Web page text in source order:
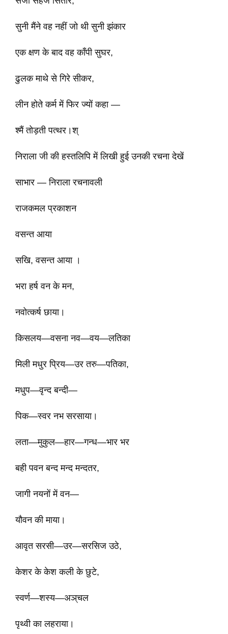
सुनी मैंने वह नहीं जो थी सुनी झंकार
एक क्षण के बाद वह काँपी सुघर,
ढुलक माथे से गिरे सीकर,
लीन होते कर्म में फिर ज्यों कहा —
श्मैं तोड़ती पत्थर।श्
निराला जी की हस्तलिपि में लिखी हुई उनकी रचना देखें
साभार — निराला रचनावली
राजकमल प्रकाशन
वसन्त आया
सखि, वसन्त आया ।
भरा हर्ष वन के मन,
नवोत्कर्ष छाया।
किसलय—वसना नव—वय—लतिका
मिली मधुर प्रिय—उर तरु—पतिका,
मधुप—वृन्द बन्दी—
पिक—स्वर नभ सरसाया।
लता—मुकुल—हार—गन्ध—भार भर
बही पवन बन्द मन्द मन्दतर,
जागी नयनों में वन—
यौवन की माया।
आवृत सरसी—उर—सरसिज उठे,
केशर के केश कली के छुटे,
स्वर्ण—शस्य—अञ्‌चल
पृथ्वी का लहराया।